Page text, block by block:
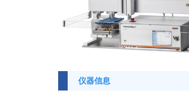
仪器信息